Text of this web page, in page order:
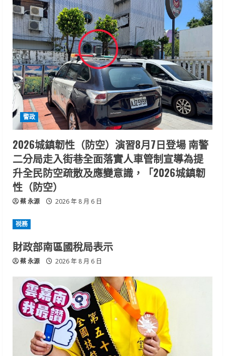
警政
2026城鎮韌性（防空）演習8月7日登場 南警
二分局走入街巷全面落實人車管制宣導為提
升全民防空疏散及應變意識，「2026城鎮韌
性（防空）
蔡 永源 2026 年 8 月 6 日
祱務
財政部南區國稅局表示
蔡 永源 2026 年 8 月 6 日